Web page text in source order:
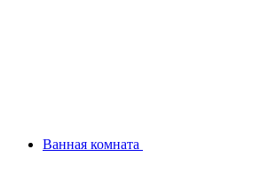
Ванная комната